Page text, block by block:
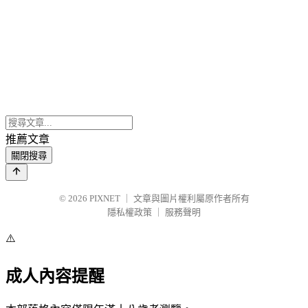
推薦文章
關閉搜尋
© 2026 PIXNET
文章與圖片權利屬原作者所有
隱私權政策
服務聲明
⚠️
成人內容提醒